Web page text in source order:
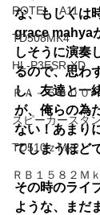
ROTEL A11
TD508MK4
HL-P3ESR-XD
ＲＡ－６０００
スピーカースタ
TD510ｚMk2
ＲＢ１５８２Ｍ
な、もしくは
grace mahya
しそうに演奏
るので、思わ
し、友達と一
が、俺らの為
ない！あまり
てしまうほど
その時のライ
ような、まだ